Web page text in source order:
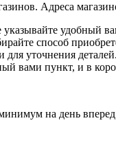
Адреса
удобный
способ
уточнения
вами пункт, и в
на день